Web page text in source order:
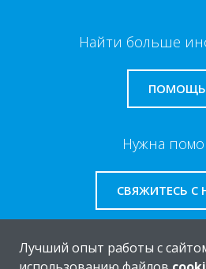
Найти больше
ПОМОЩЬ
Нужна
СВЯЖИТЕСЬ С
Лучший опыт работы с